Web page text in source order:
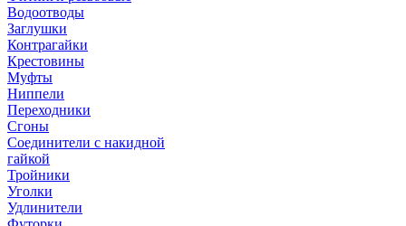
Водоотводы
Заглушки
Контрагайки
Крестовины
Муфты
Ниппели
Переходники
Сгоны
Соединители с накидной
гайкой
Тройники
Уголки
Удлинители